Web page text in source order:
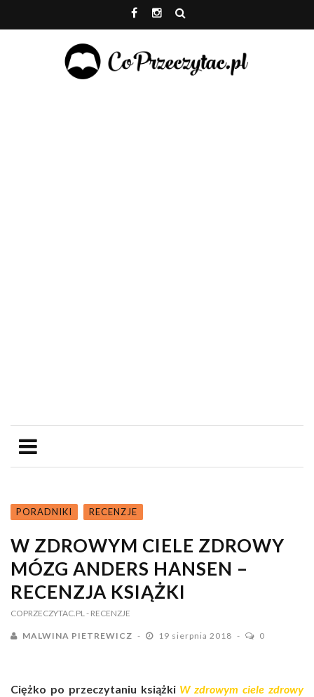
PORADNIKI RECENZJE
W ZDROWYM CIELE ZDROWY
MÓZG ANDERS HANSEN –
RECENZJA KSIĄŻKI
COPRZECZYTAC.PL - RECENZJE
MALWINA PIETREWICZ 19 sierpnia 2018 0
Ciężko po przeczytaniu książki W zdrowym ciele zdrowy